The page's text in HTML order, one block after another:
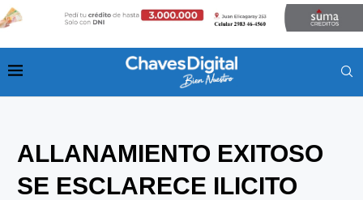
ALLANAMIENTO EXITOSO
SE ESCLARECE ILICITO